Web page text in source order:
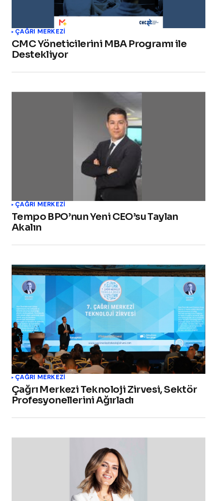
ÇAĞRI MERKEZI
CMC Yöneticilerini MBA Programı ile
Destekliyor
ÇAĞRI MERKEZI
Tempo BPO’nun Yeni CEO’su Taylan
Akalın
ÇAĞRI MERKEZI
Çağrı Merkezi Teknoloji Zirvesi, Sektör
Profesyonellerini Ağırladı